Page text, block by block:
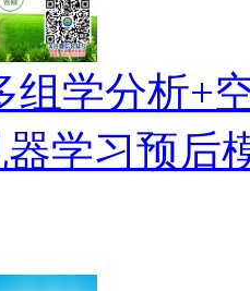
组学分析+
学习预后